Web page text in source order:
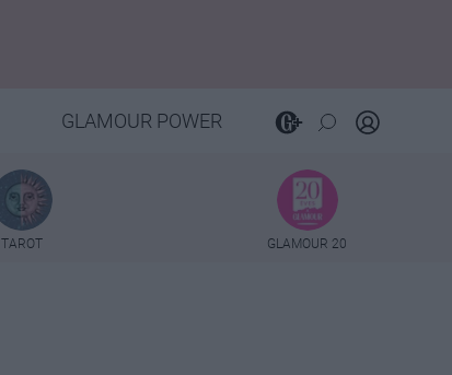
GLAMOUR POWER
TAROT GLAMOUR 20